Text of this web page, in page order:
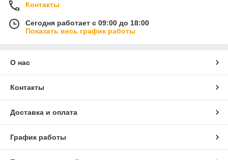
Контакты
Сегодня работает с 09:00 до 18:00
Показать весь график работы
О нас
Контакты
Доставка и оплата
График работы